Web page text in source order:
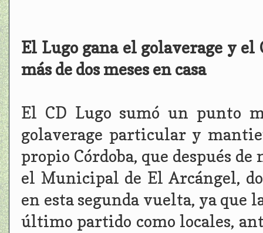
El Lugo gana el golaverage y el
más de dos meses en casa
El CD Lugo sumó un punto
golaverage particular y
propio Córdoba, que después
el Municipal de El Arcángel,
en esta segunda vuelta, ya que
último partido como locales,